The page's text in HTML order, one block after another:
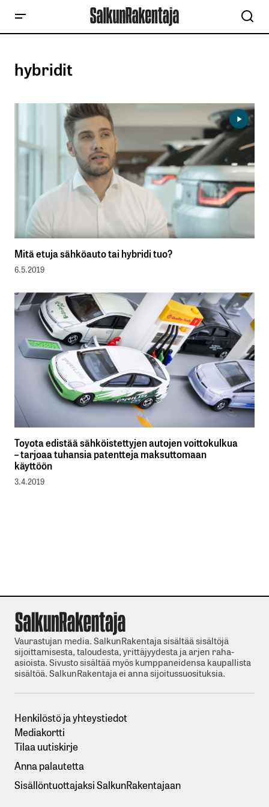
hybridit
Mitä etuja sähköauto tai hybridi tuo?
6.5.2019
Toyota edistää sähköistettyjen autojen voittokulkua
– tarjoaa tuhansia patentteja maksuttomaan
käyttöön
3.4.2019
Vaurastujan media. SalkunRakentaja sisältää sisältöjä
sijoittamisesta, taloudesta, yrittäjyydesta ja arjen raha-
asioista. Sivusto sisältää myös kumppaneidensa kaupallista
sisältöä. SalkunRakentaja ei anna sijoitussuosituksia.
Henkilöstö ja yhteystiedot
Mediakortti
Tilaa uutiskirje
Anna palautetta
Sisällöntuottajaksi SalkunRakentajaan